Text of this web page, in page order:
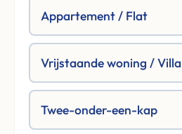
Appartement / Flat
Vrijstaande woning / Villa
Twee-onder-een-kap